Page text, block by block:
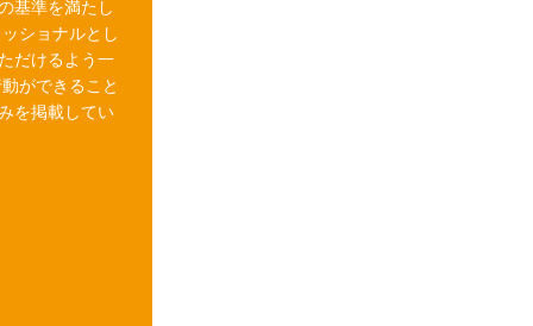
基準を満たし
ショナルとし
だけるよう一
ができること
を掲載してい